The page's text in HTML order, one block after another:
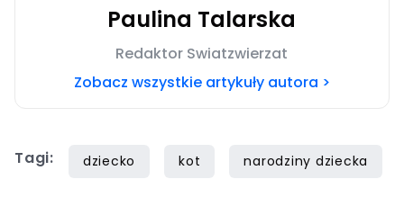
Paulina Talarska
Redaktor Swiatzwierzat
Zobacz wszystkie artykuły autora >
Tagi: dziecko kot narodziny dziecka